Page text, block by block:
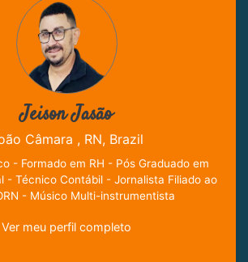
Jeison Jasão
Câmara , RN, Brazil
- Formado em RH - Pós Graduado em
- Técnico Contábil - Jornalista Filiado ao
- Músico Multi-instrumentista
Ver meu perfil completo